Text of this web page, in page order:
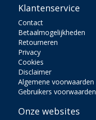
Klantenservice
Contact
Betaalmogelijkheden
Retourneren
Privacy
Cookies
Disclaimer
Algemene voorwaarden
Gebruikers voorwaarden
Onze websites